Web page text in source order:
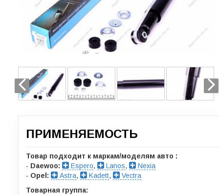
ПРИМЕНЯЕМОСТЬ
Товар подходит к маркам/моделям авто :
- Daewoo: Espero, Lanos,
Nexia
- Opel: Astra, Kadett,
Vectra
Товарная группа: